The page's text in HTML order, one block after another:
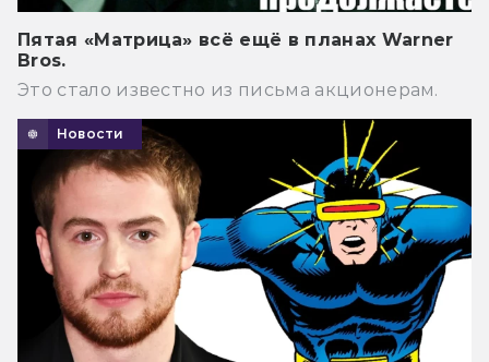
Пятая «Матрица» всё ещё в планах Warner
Bros.
Это стало известно из письма акционерам.
Новости